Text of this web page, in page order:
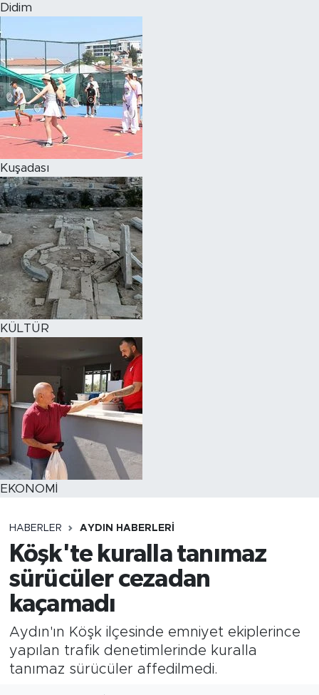
Didim
Kuşadası
KÜLTÜR
EKONOMİ
HABERLER AYDIN HABERLERI
Köşk'te kuralla tanımaz
sürücüler cezadan
kaçamadı
Aydın'ın Köşk ilçesinde emniyet ekiplerince
yapılan trafik denetimlerinde kuralla
tanımaz sürücüler affedilmedi.